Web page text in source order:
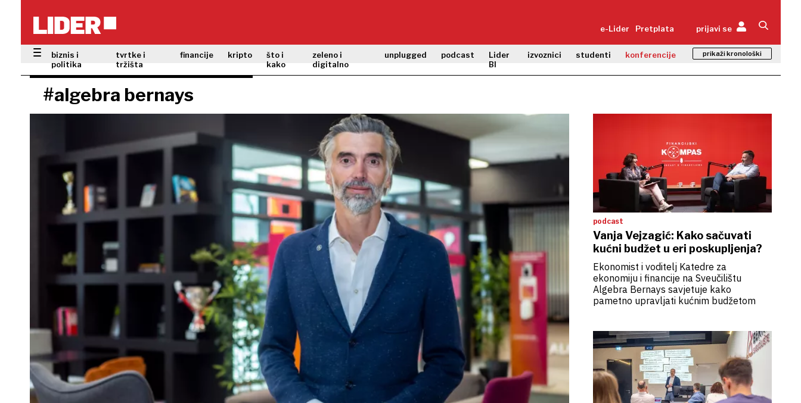
e-Lider Pretplata prijavi se
biznis i
politika
tvrtke i
tržišta
financije kripto
što i
kako
zeleno i
digitalno
unplugged podcast
Lider
BI
izvoznici studenti konferencije prikaži kronološki
#algebra bernays
podcast
Vanja Vejzagić: Kako sačuvati
kućni budžet u eri poskupljenja?
Ekonomist i voditelj Katedre za
ekonomiju i financije na Sveučilištu
Algebra Bernays savjetuje kako
pametno upravljati kućnim budžetom